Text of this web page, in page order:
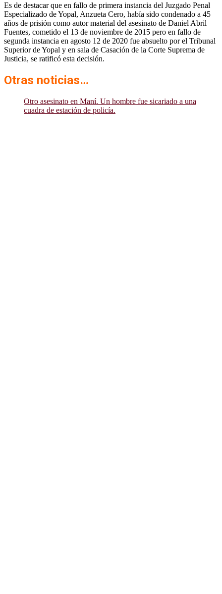
Es de destacar que en fallo de primera instancia del Juzgado Penal
Especializado de Yopal, Anzueta Cero, había sido condenado a 45
años de prisión como autor material del asesinato de Daniel Abril
Fuentes, cometido el 13 de noviembre de 2015 pero en fallo de
segunda instancia en agosto 12 de 2020 fue absuelto por el Tribunal
Superior de Yopal y en sala de Casación de la Corte Suprema de
Justicia, se ratificó esta decisión.
Otras noticias…
Otro asesinato en Maní. Un hombre fue sicariado a una
cuadra de estación de policía.